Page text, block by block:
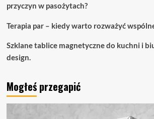
przyczyn w pasożytach?
Terapia par – kiedy warto rozważyć
Szklane tablice magnetyczne do kuchni i
design.
Mogłeś przegapić